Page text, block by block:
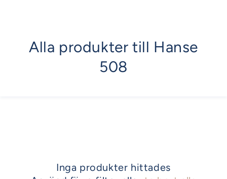
Alla produkter till Hanse
508
Inga produkter hittades